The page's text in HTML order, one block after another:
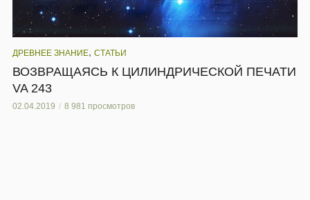
ДРЕВНЕЕ ЗНАНИЕ, СТАТЬИ
ВОЗВРАЩАЯСЬ К ЦИЛИНДРИЧЕСКОЙ ПЕЧАТИ
VA 243
02.04.2019 8 981 просмотров